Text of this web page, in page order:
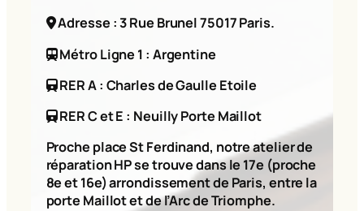
Adresse : 3 Rue Brunel 75017 Paris.
Métro Ligne 1 : Argentine
RER A : Charles de Gaulle Etoile
RER C et E : Neuilly Porte Maillot
Proche place St Ferdinand, notre atelier de
réparation HP se trouve dans le 17e (proche
8e et 16e) arrondissement de Paris, entre la
porte Maillot et de l’Arc de Triomphe.